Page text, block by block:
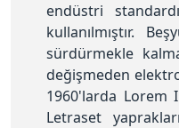
endüstri
kullanılmıştır.
sürdürmekle
değişmeden
1960'larda Lorem
Letraset